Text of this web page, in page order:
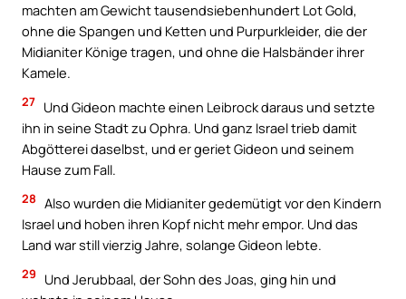
machten am Gewicht tausendsiebenhundert Lot Gold,
ohne die Spangen und Ketten und Purpurkleider, die der
Midianiter Könige tragen, und ohne die Halsbänder ihrer
Kamele.
27 Und Gideon machte einen Leibrock daraus und setzte
ihn in seine Stadt zu Ophra. Und ganz Israel trieb damit
Abgötterei daselbst, und er geriet Gideon und seinem
Hause zum Fall.
28 Also wurden die Midianiter gedemütigt vor den Kindern
Israel und hoben ihren Kopf nicht mehr empor. Und das
Land war still vierzig Jahre, solange Gideon lebte.
29
Und Jerubbaal, der Sohn des Joas, ging hin und